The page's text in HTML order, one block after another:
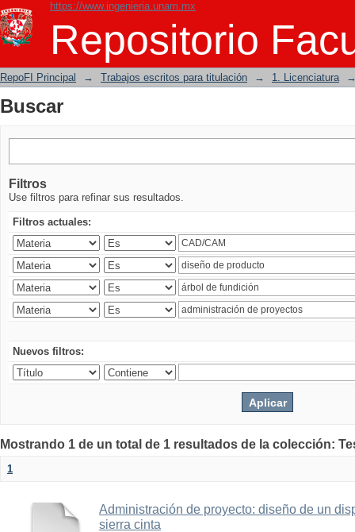
https://www.ingenieria.unam.mx
Repositorio
Buscar
RepoFI Principal → Trabajos escritos para titulación → 1. Licenciatura
Buscar
Filtros
Use filtros para refinar sus resultados.
Filtros actuales:
Nuevos filtros:
Mostrando 1 de un total de 1 resultados de la colección:
1
Administración de proyecto: diseño de un
sierra cinta